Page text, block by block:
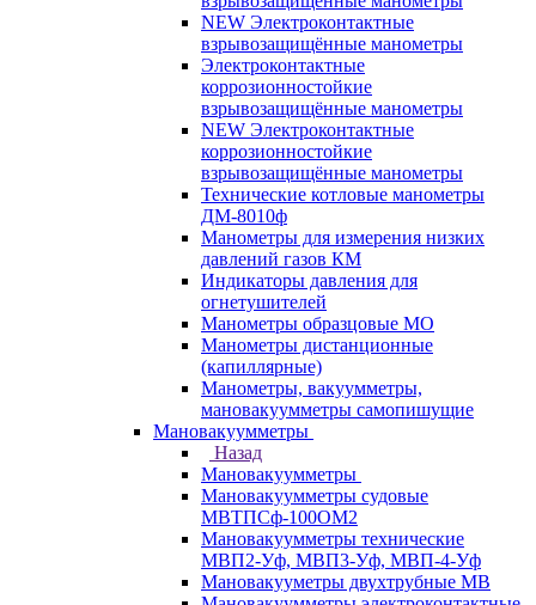
NEW Электроконтактные
взрывозащищённые манометры
Электроконтактные
коррозионностойкие
взрывозащищённые манометры
NEW Электроконтактные
коррозионностойкие
взрывозащищённые манометры
Технические котловые манометры
ДМ-8010ф
Манометры для измерения низких
давлений газов КМ
Индикаторы давления для
огнетушителей
Манометры образцовые МО
Манометры дистанционные
(капиллярные)
Манометры, вакуумметры,
мановакуумметры самопишущие
Мановакуумметры
Назад
Мановакуумметры
Мановакуумметры судовые
МВТПСф-100ОМ2
Мановакуумметры технические
МВП2-Уф, МВП3-Уф, МВП-4-Уф
Мановакууметры двухтрубные МВ